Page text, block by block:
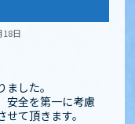
18日
した。
安全を第一に考慮
て頂きます。